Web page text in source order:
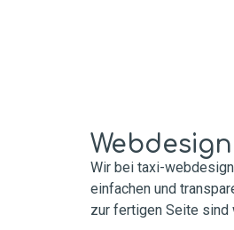
Wir bei taxi-
einfachen und
zur fertigen Seite sind